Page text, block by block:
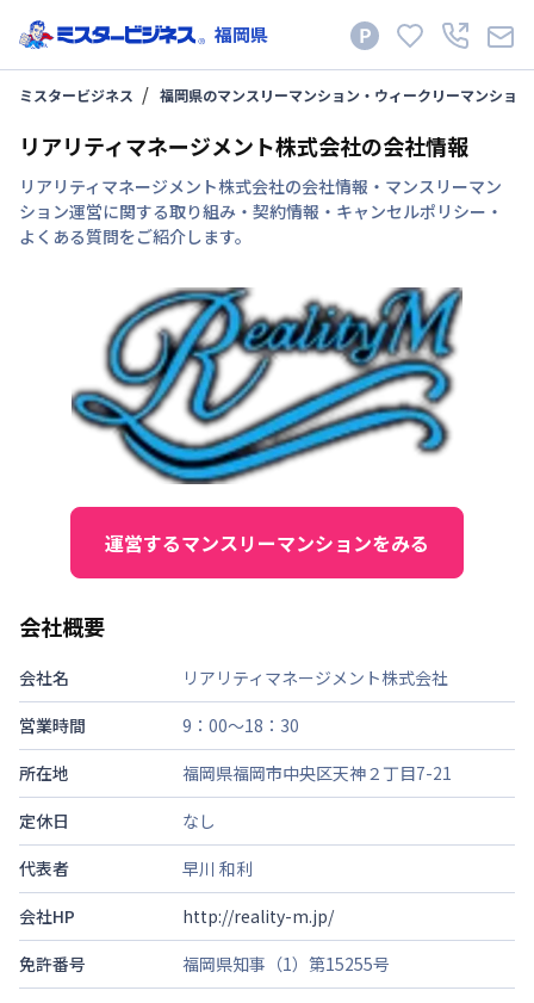
福岡県
ミスタービジネス 福岡県のマンスリーマンション・ウィークリーマンション
リアリティマネージメント株式会社の会社情報
リアリティマネージメント株式会社の会社情報・マンスリーマン
ション運営に関する取り組み・契約情報・キャンセルポリシー・
よくある質問をご紹介します。
運営するマンスリーマンションをみる
会社概要
会社名
リアリティマネージメント株式会社
営業時間
9：00～18：30
所在地
福岡県福岡市中央区天神２丁目7-21
定休日
なし
代表者
早川 和利
会社HP
http://reality-m.jp/
免許番号
福岡県知事（1）第15255号